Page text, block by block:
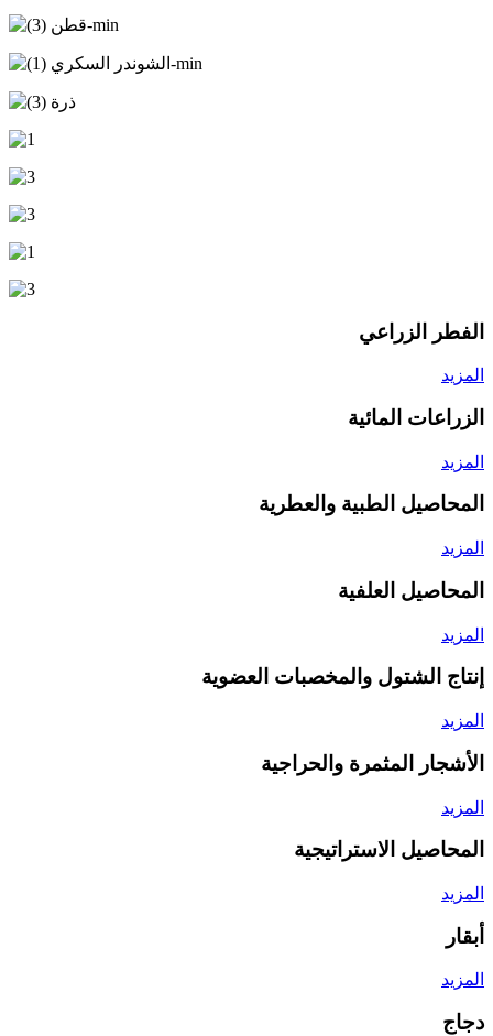
الفطر الزراعي
المزيد
الزراعات المائية
المزيد
المحاصيل الطبية والعطرية
المزيد
المحاصيل العلفية
المزيد
إنتاج الشتول والمخصبات العضوية
المزيد
الأشجار المثمرة والحراجية
المزيد
المحاصيل الاستراتيجية
المزيد
أبقار
المزيد
دجاج